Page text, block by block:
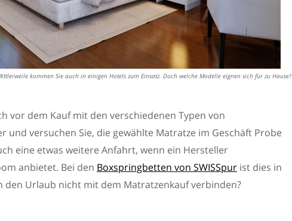
kommen Sie auch in einigen Hotels zum Einsatz. Doch welche Modelle eignen sich für zu Hause?
vor dem Kauf mit den verschiedenen Typen von
und versuchen Sie, die gewählte Matratze im Geschäft Probe
eine etwas weitere Anfahrt, wenn ein Hersteller
anbietet. Bei den Boxspringbetten von SWISSpur ist dies in
den Urlaub nicht mit dem Matratzenkauf verbinden?